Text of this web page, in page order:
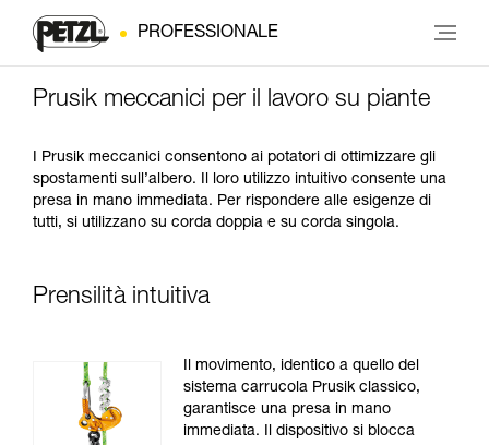
PROFESSIONALE
Prusik meccanici per il lavoro su piante
I Prusik meccanici consentono ai potatori di ottimizzare gli
spostamenti sull’albero. Il loro utilizzo intuitivo consente una
presa in mano immediata. Per rispondere alle esigenze di
tutti, si utilizzano su corda doppia e su corda singola.
Prensilità intuitiva
Il movimento, identico a quello del
sistema carrucola Prusik classico,
garantisce una presa in mano
immediata. Il dispositivo si blocca